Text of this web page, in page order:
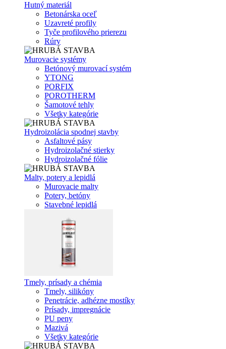
Hutný materiál
Betonárska oceľ
Uzavreté profily
Tyče profilového prierezu
Rúry
Murovacie systémy
Betónový murovací systém
YTONG
PORFIX
POROTHERM
Šamotové tehly
Všetky kategórie
Hydroizolácia spodnej stavby
Asfaltové pásy
Hydroizolačné stierky
Hydroizolačné fólie
Malty, potery a lepidlá
Murovacie malty
Potery, betóny
Stavebné lepidlá
Tmely, prísady a chémia
Tmely, silikóny
Penetrácie, adhézne mostíky
Prísady, impregnácie
PU peny
Mazivá
Všetky kategórie